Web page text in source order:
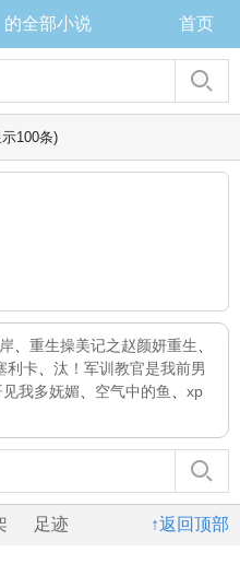
全部小说 首页
100条)
重生操美记之赵颜妍重生
利卡
汰！军训教官是我前男
我多妩媚 空气中的鱼
xp
↑返回顶部
足迹